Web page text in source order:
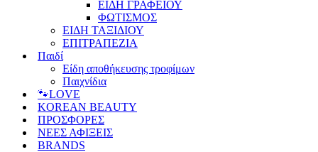
ΕΙΔΗ ΓΡΑΦΕΙΟΥ
ΦΩΤΙΣΜΟΣ
ΕΙΔΗ ΤΑΞΙΔΙΟΥ
ΕΠΙΤΡΑΠΕΖΙΑ
Παιδί
Είδη αποθήκευσης τροφίμων
Παιχνίδια
🐾LOVE
KOREAN BEAUTY
ΠΡΟΣΦΟΡΕΣ
ΝΕΕΣ ΑΦΙΞΕΙΣ
BRANDS